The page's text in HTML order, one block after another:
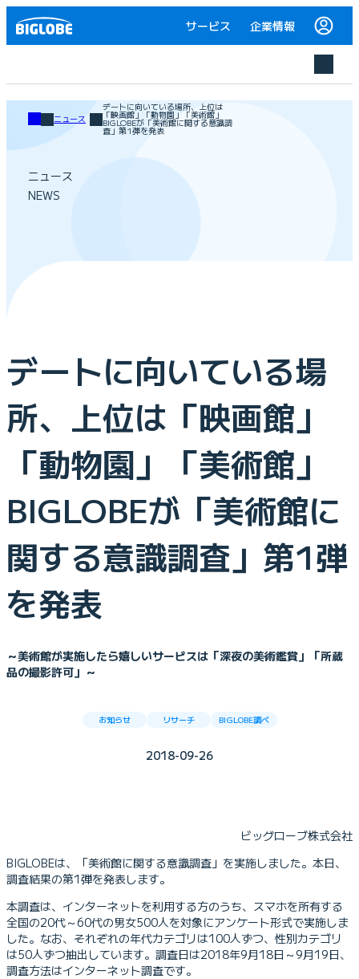
サービス 企業情報
ニュース
デートに向いている場所、上位は
「映画館」「動物園」「美術館」
BIGLOBEが「美術館に関する意識調
査」第1弾を発表
ニュース
NEWS
デートに向いている場
所、上位は「映画館」
「動物園」「美術館」
BIGLOBEが「美術館に
関する意識調査」第1弾
を発表
～美術館が実施したら嬉しいサービスは「深夜の美術鑑賞」「所蔵
品の撮影許可」～
お知らせ リサーチ BIGLOBE調べ
2018-09-26
ビッグローブ株式会社
BIGLOBEは、「美術館に関する意識調査」を実施しました。本日、
調査結果の第1弾を発表します。
本調査は、インターネットを利用する方のうち、スマホを所有する
全国の20代～60代の男女500人を対象にアンケート形式で実施しま
した。なお、それぞれの年代カテゴリは100人ずつ、性別カテゴリ
は50人ずつ抽出しています。調査日は2018年9月18日～9月19日、
調査方法はインターネット調査です。